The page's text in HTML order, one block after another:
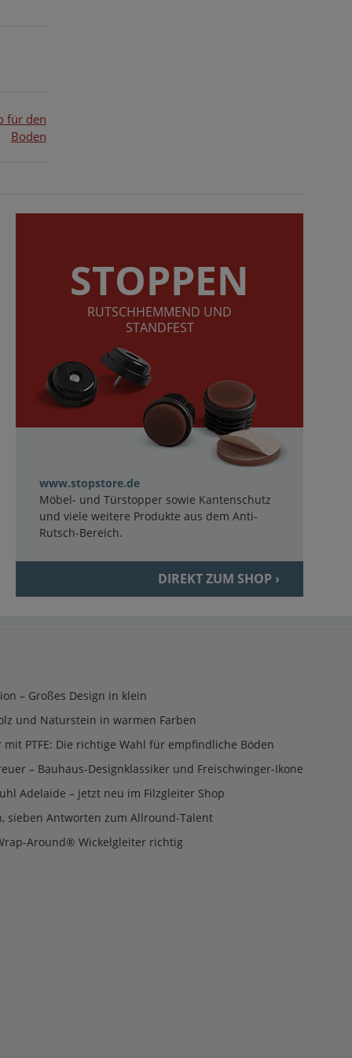
für den
Boden
STOPPEN
RUTSCHHEMMEND UND
STANDFEST
www.stopstore.de
Möbel- und Türstopper sowie Kantenschutz
und viele weitere Produkte aus dem Anti-
Rutsch-Bereich.
DIREKT ZUM SHOP ›
– Großes Design in klein
und Naturstein in warmen Farben
PTFE: Die richtige Wahl für empfindliche Böden
– Bauhaus-Designklassiker und Freischwinger-Ikone
Adelaide – jetzt neu im Filzgleiter Shop
sieben Antworten zum Allround-Talent
Around® Wickelgleiter richtig